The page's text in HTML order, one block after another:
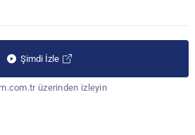
Şimdi İzle
üzerinden izleyin